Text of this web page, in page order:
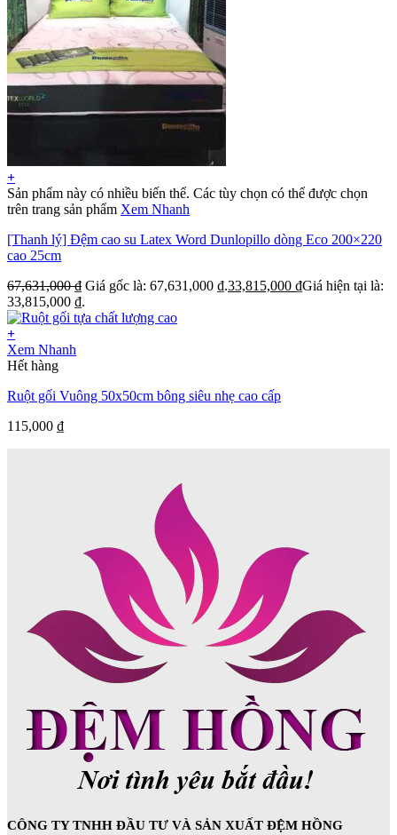
+
Sản phẩm này có nhiều biến thể. Các tùy chọn có thể được chọn
trên trang sản phẩm Xem Nhanh
[Thanh lý] Đệm cao su Latex Word Dunlopillo dòng Eco 200×220
cao 25cm
67,631,000₫ Giá gốc là: 67,631,000 ₫.33,815,000 ₫Giá hiện tại là:
33,815,000 ₫.
+
Xem Nhanh
Hết hàng
Ruột gối Vuông 50x50cm bông siêu nhẹ cao cấp
115,000 ₫
CÔNG TY TNHH ĐẦU TƯ VÀ SẢN XUẤT ĐỆM HỒNG